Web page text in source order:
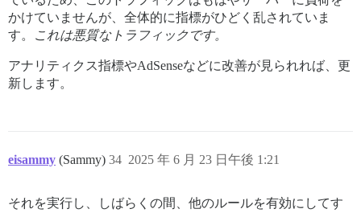
かけていませんが、全体的に指標がひどく乱されていま
す。
これは悪質なトラフィックです。
アナリティクス指標やAdSenseなどに改善が見られれば、更
新します。
eisammy (Sammy) 2025 年 6 月 23 日午後 1:21
34
それを実行し、しばらくの間、他のルールを有効にしてす